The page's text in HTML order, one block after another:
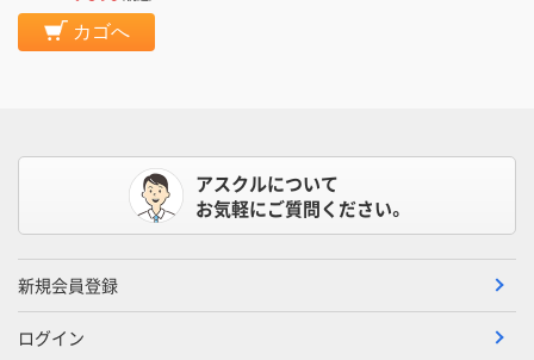
カゴへ
アスクルについて
お気軽にご質問ください。
新規会員登録
ログイン